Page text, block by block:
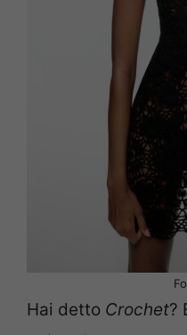
Hai detto Crochet?